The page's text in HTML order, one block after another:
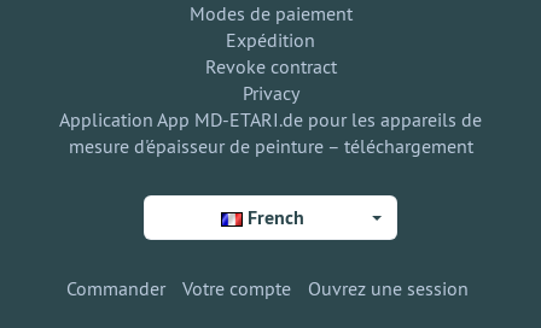
Modes de paiement
Expédition
Revoke contract
Privacy
Application App MD-ETARI.de pour les appareils de
mesure d'épaisseur de peinture – téléchargement
French
Commander Votre compte Ouvrez une session